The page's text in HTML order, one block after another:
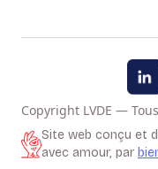
Copyright LVDE —
Site web conçu et
avec amour, par